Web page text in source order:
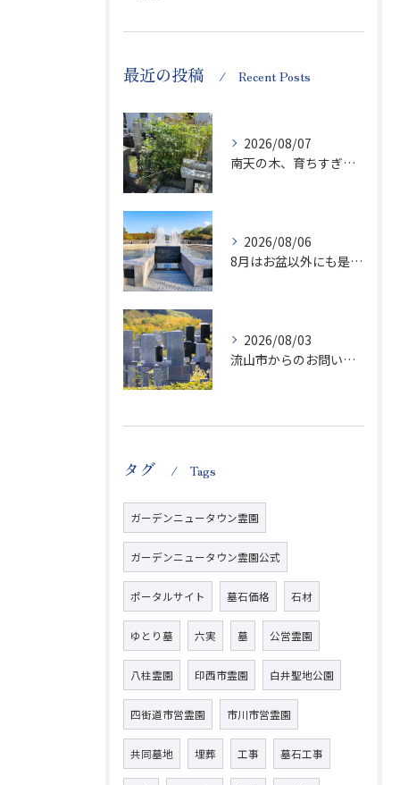
最近の投稿 Recent Posts
2026/08/07
南天の木、育ちすぎます…笑
2026/08/06
8月はお盆以外にも是非ご供養の気持ちを！
2026/08/03
流山市からのお問い合わせが急増中です、かなり悪質な業者さんとお寺さんらしいです
タグ Tags
ガーデンニュータウン霊園
ガーデンニュータウン霊園公式
ポータルサイト 墓石価格 石材
ゆとり墓 六実 墓 公営霊園
八柱霊園 印西市霊園 白井聖地公園
四街道市営霊園 市川市営霊園
共同墓地 埋葬 工事 墓石工事